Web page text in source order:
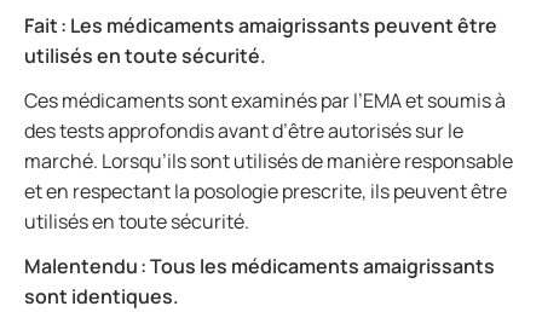
Fait : Les médicaments amaigrissants peuvent être
utilisés en toute sécurité.
Ces médicaments sont examinés par l’EMA et soumis à
des tests approfondis avant d’être autorisés sur le
marché. Lorsqu’ils sont utilisés de manière responsable
et en respectant la posologie prescrite, ils peuvent être
utilisés en toute sécurité.
Malentendu : Tous les médicaments amaigrissants
sont identiques.